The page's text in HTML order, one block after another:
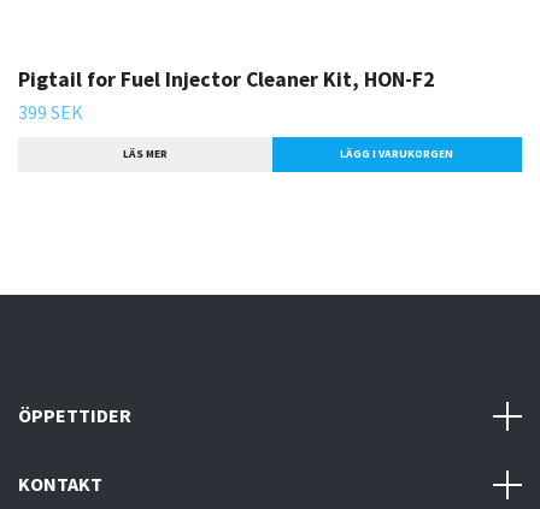
Pigtail for Fuel Injector Cleaner Kit, HON-F2
399 SEK
LÄS MER
ÖPPETTIDER
KONTAKT